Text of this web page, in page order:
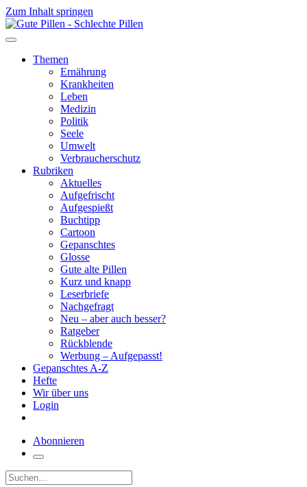
Zum Inhalt springen
Themen
Ernährung
Krankheiten
Leben
Medizin
Politik
Seele
Umwelt
Verbraucherschutz
Rubriken
Aktuelles
Aufgefrischt
Aufgespießt
Buchtipp
Cartoon
Gepanschtes
Glosse
Gute alte Pillen
Kurz und knapp
Leserbriefe
Nachgefragt
Neu – aber auch besser?
Ratgeber
Rückblende
Werbung – Aufgepasst!
Gepanschtes A-Z
Hefte
Wir über uns
Login
Abonnieren
Suche: